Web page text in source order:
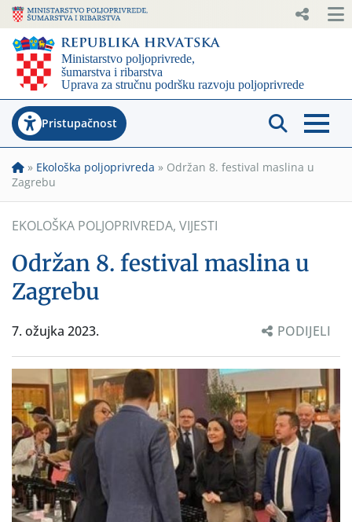
Pristupačnost
» Ekološka poljoprivreda » Održan 8. festival maslina u
Zagrebu
EKOLOŠKA POLJOPRIVREDA, VIJESTI
Održan 8. festival maslina u
Zagrebu
7. ožujka 2023. PODIJELI